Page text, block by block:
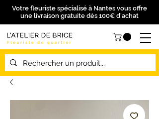
Votre fleuriste spécialisé à Nantes vous offre
une livraison gratuite dès 100€ d'achat